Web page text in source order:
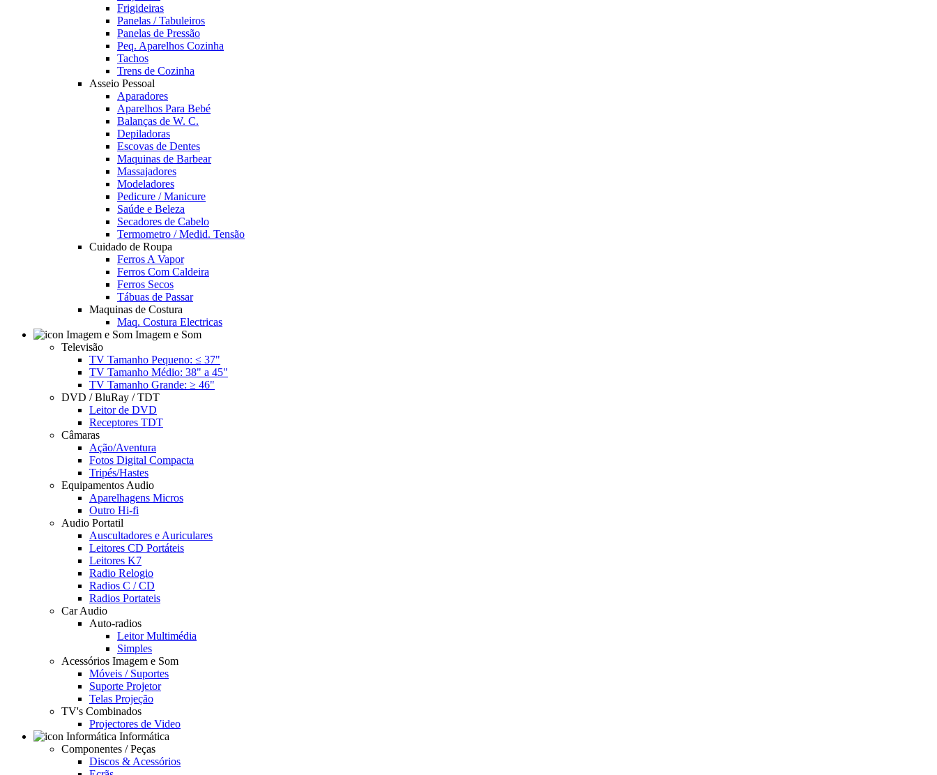
Frigideiras
Panelas / Tabuleiros
Panelas de Pressão
Peq. Aparelhos Cozinha
Tachos
Trens de Cozinha
Asseio Pessoal
Aparadores
Aparelhos Para Bebé
Balanças de W. C.
Depiladoras
Escovas de Dentes
Maquinas de Barbear
Massajadores
Modeladores
Pedicure / Manicure
Saúde e Beleza
Secadores de Cabelo
Termometro / Medid. Tensão
Cuidado de Roupa
Ferros A Vapor
Ferros Com Caldeira
Ferros Secos
Tábuas de Passar
Maquinas de Costura
Maq. Costura Electricas
Imagem e Som
Televisão
TV Tamanho Pequeno: ≤ 37"
TV Tamanho Médio: 38" a 45"
TV Tamanho Grande: ≥ 46"
DVD / BluRay / TDT
Leitor de DVD
Receptores TDT
Câmaras
Ação/Aventura
Fotos Digital Compacta
Tripés/Hastes
Equipamentos Audio
Aparelhagens Micros
Outro Hi-fi
Audio Portatil
Auscultadores e Auriculares
Leitores CD Portáteis
Leitores K7
Radio Relogio
Radios C / CD
Radios Portateis
Car Audio
Auto-radios
Leitor Multimédia
Simples
Acessórios Imagem e Som
Móveis / Suportes
Suporte Projetor
Telas Projeção
TV's Combinados
Projectores de Video
Informática
Componentes / Peças
Discos & Acessórios